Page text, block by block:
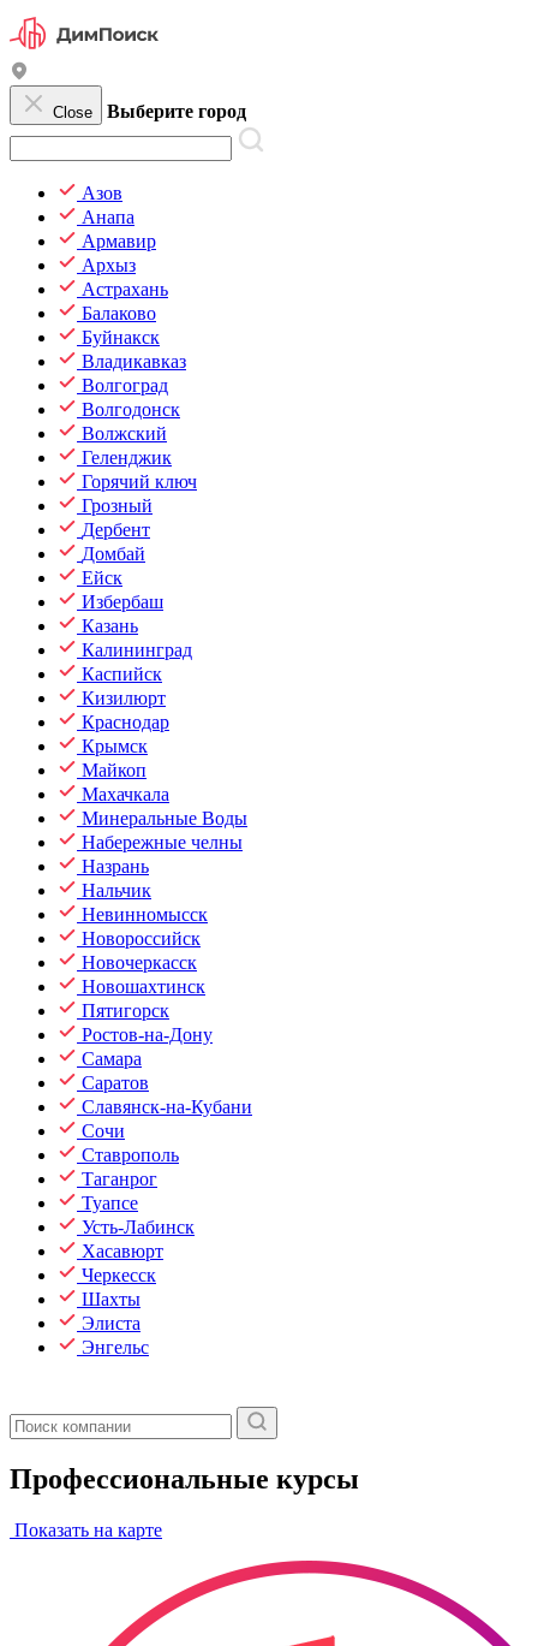
Close Выберите город
Азов
Анапа
Армавир
Архыз
Астрахань
Балаково
Буйнакск
Владикавказ
Волгоград
Волгодонск
Волжский
Геленджик
Горячий ключ
Грозный
Дербент
Домбай
Ейск
Избербаш
Казань
Калининград
Каспийск
Кизилюрт
Краснодар
Крымск
Майкоп
Махачкала
Минеральные Воды
Набережные челны
Назрань
Нальчик
Невинномысск
Новороссийск
Новочеркасск
Новошахтинск
Пятигорск
Ростов-на-Дону
Самара
Саратов
Славянск-на-Кубани
Сочи
Ставрополь
Таганрог
Туапсе
Усть-Лабинск
Хасавюрт
Черкесск
Шахты
Элиста
Энгельс
Профессиональные курсы
Показать на карте